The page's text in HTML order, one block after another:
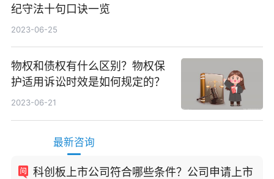
纪守法十句口诀一览
2023-06-25
物权和债权有什么区别？物权保
护适用诉讼时效是如何规定的？
2023-06-21
最新咨询
科创板上市公司符合哪些条件？公司申请上市